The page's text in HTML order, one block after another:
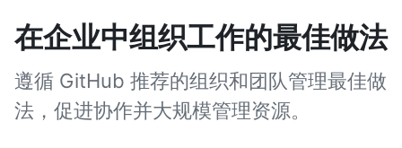
在企业中组织工作的最佳做法
遵循 GitHub 推荐的组织和团队管理最佳做
法，促进协作并大规模管理资源。